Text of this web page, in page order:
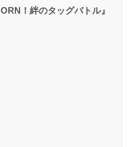
！絆のタッグバトル』